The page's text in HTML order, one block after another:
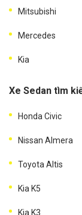
Mitsubishi
Mercedes
Kia
Xe Sedan tìm
Honda Civic
Nissan Almera
Toyota Altis
Kia K5
Kia K3